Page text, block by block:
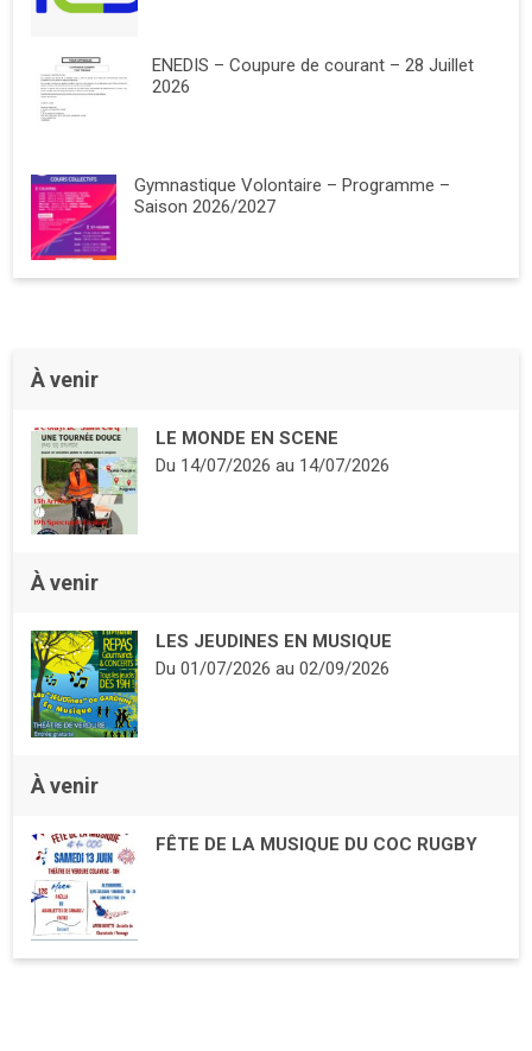
ENEDIS – Coupure de courant – 28 Juillet
2026
Gymnastique Volontaire – Programme –
Saison 2026/2027
À venir
LE MONDE EN SCENE
Du 14/07/2026au 14/07/2026
À venir
LES JEUDINES EN MUSIQUE
Du 01/07/2026au 02/09/2026
À venir
FÊTE DE LA MUSIQUE DU COC RUGBY